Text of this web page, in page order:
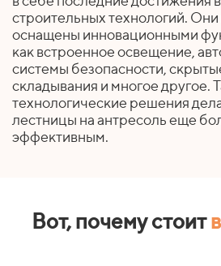
строительных технологий. Они
оснащены инновационными
как встроенное освещение,
системы безопасности,
складывания и многое другое.
технологические решения
лестницы на антресоль еще
эффективным.
Вот, почему стоит